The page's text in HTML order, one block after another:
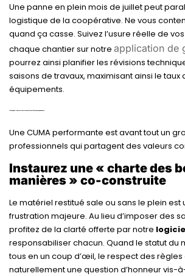
Une panne en plein mois de juillet peut
logistique de la coopérative. Ne vous
quand ça casse. Suivez l’usure réelle de
chaque chantier sur notre application de
pourrez ainsi planifier les révisions
saisons de travaux, maximisant ainsi le
équipements.
Une CUMA performante est avant tout un
professionnels qui partagent des valeurs
Instaurez une « charte des
manières » co-construite
Le matériel restitué sale ou sans le plein est
frustration majeure. Au lieu d’imposer des
profitez de la clarté offerte par notre
responsabiliser chacun. Quand le statut du
tous en un coup d’œil, le respect des
naturellement une question d’honneur vis-